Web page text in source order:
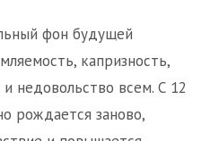
фон будущей
капризность,
недовольство всем. С 12
рождается заново,